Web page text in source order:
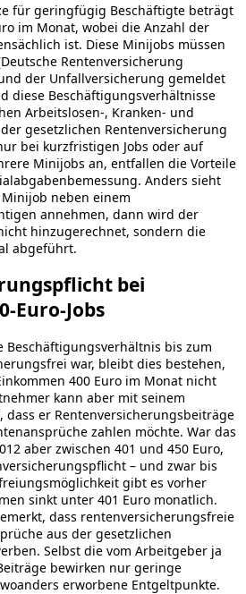
für geringfügig Beschäftigte beträgt
im Monat, wobei die Anzahl der
ist. Diese Minijobs müssen
Rentenversicherung
der Unfallversicherung gemeldet
diese Beschäftigungsverhältnisse
Arbeitslosen-, Kranken- und
gesetzlichen Rentenversicherung
bei kurzfristigen Jobs oder auf
Minijobs an, entfallen die Vorteile
Anders sieht
neben einem
annehmen, dann wird der
hinzugerechnet, sondern die
abgeführt.
bei
Euro-Jobs
Beschäftigungsverhältnis bis zum
war, bleibt dies bestehen,
400 Euro im Monat nicht
kann aber mit seinem
dass er Rentenversicherungsbeiträge
zahlen möchte. War das
aber zwischen 401 und 450 Euro,
– und zwar bis
gibt es vorher
sinkt unter 401 Euro monatlich.
dass rentenversicherungsfreie
aus der gesetzlichen
Selbst die vom Arbeitgeber ja
bewirken nur geringe
erworbene Entgeltpunkte.